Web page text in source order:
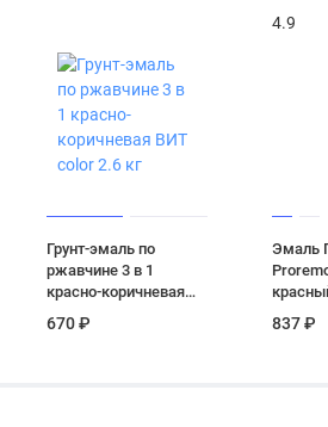
Грунт-эмаль по
ржавчине 3 в 1
красно-коричневая
670 ₽
4.9
Эмаль
837 ₽